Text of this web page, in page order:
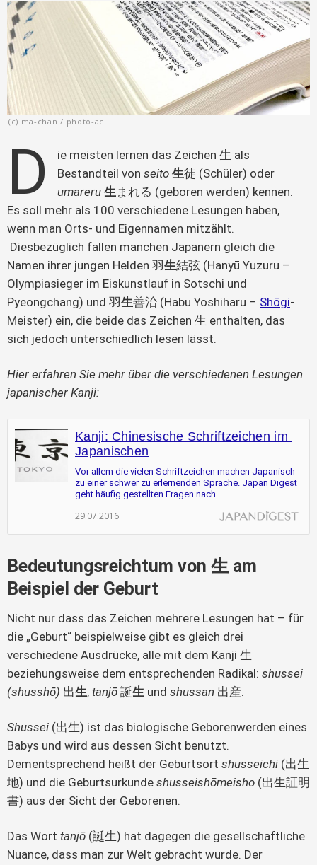
(c) ma-chan / photo-ac
D
ie meisten lernen das Zeichen 生 als
Bestandteil von seito 生徒 (Schüler) oder
umareru 生まれる (geboren werden) kennen.
Es soll mehr als 100 verschiedene Lesungen haben,
wenn man Orts- und Eigennamen mitzählt.
Diesbezüglich fallen manchen Japanern gleich die
Namen ihrer jungen Helden 羽生結弦 (Hanyū Yuzuru –
Olympiasieger im Eiskunstlauf in Sotschi und
Pyeongchang) und 羽生善治 (Habu Yoshiharu – Shōgi-
Meister) ein, die beide das Zeichen 生 enthalten, das
sich jedoch unterschiedlich lesen lässt.
Hier erfahren Sie mehr über die verschiedenen Lesungen
japanischer Kanji:
Kanji: Chinesische Schriftzeichen im
Japanischen
Vor allem die vielen Schriftzeichen machen Japanisch
zu einer schwer zu erlernenden Sprache. Japan Digest
geht häufig gestellten Fragen nach...
29.07.2016
Bedeutungsreichtum von 生 am
Beispiel der Geburt
Nicht nur dass das Zeichen mehrere Lesungen hat – für
die „Geburt“ beispielweise gibt es gleich drei
verschiedene Ausdrücke, alle mit dem Kanji 生
beziehungsweise dem entsprechenden Radikal: shussei
(shusshō) 出生, tanjō 誕生 und shussan 出産.
Shussei (出生) ist das biologische Geborenwerden eines
Babys und wird aus dessen Sicht benutzt.
Dementsprechend heißt der Geburtsort shusseichi (出生
地) und die Geburtsurkunde shusseishōmeisho (出生証明
書) aus der Sicht der Geborenen.
Das Wort tanjō (誕生) hat dagegen die gesellschaftliche
Nuance, dass man zur Welt gebracht wurde. Der